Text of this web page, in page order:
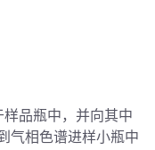
品瓶中，并向其中
气相色谱进样小瓶中